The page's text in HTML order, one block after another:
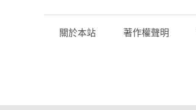
關於本站 著作權聲明